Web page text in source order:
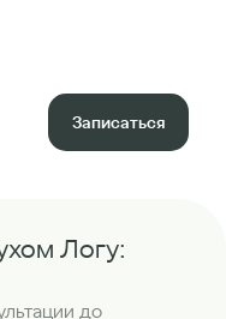
Записаться
Логу:
до